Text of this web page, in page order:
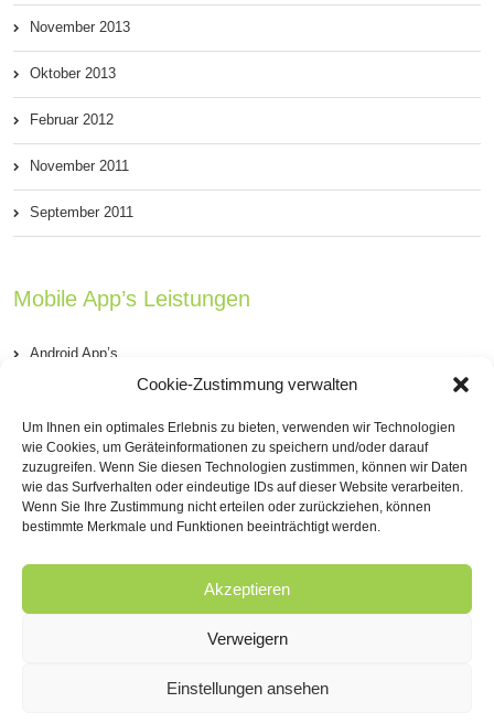
Cookie-Zustimmung verwalten
Um Ihnen ein optimales Erlebnis zu bieten, verwenden wir Technologien
wie Cookies, um Geräteinformationen zu speichern und/oder darauf
zuzugreifen. Wenn Sie diesen Technologien zustimmen, können wir Daten
wie das Surfverhalten oder eindeutige IDs auf dieser Website verarbeiten.
Wenn Sie Ihre Zustimmung nicht erteilen oder zurückziehen, können
bestimmte Merkmale und Funktionen beeinträchtigt werden.
Akzeptieren
Verweigern
Einstellungen ansehen
November 2013
Oktober 2013
Februar 2012
November 2011
September 2011
Mobile App’s Leistungen
Android App’s
PhoneGap Apps’s
Windows Phone App’s
Copyright 2016 April&June GmbH | All Rights Reserved -